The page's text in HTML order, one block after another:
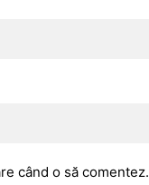
când o să comentez.